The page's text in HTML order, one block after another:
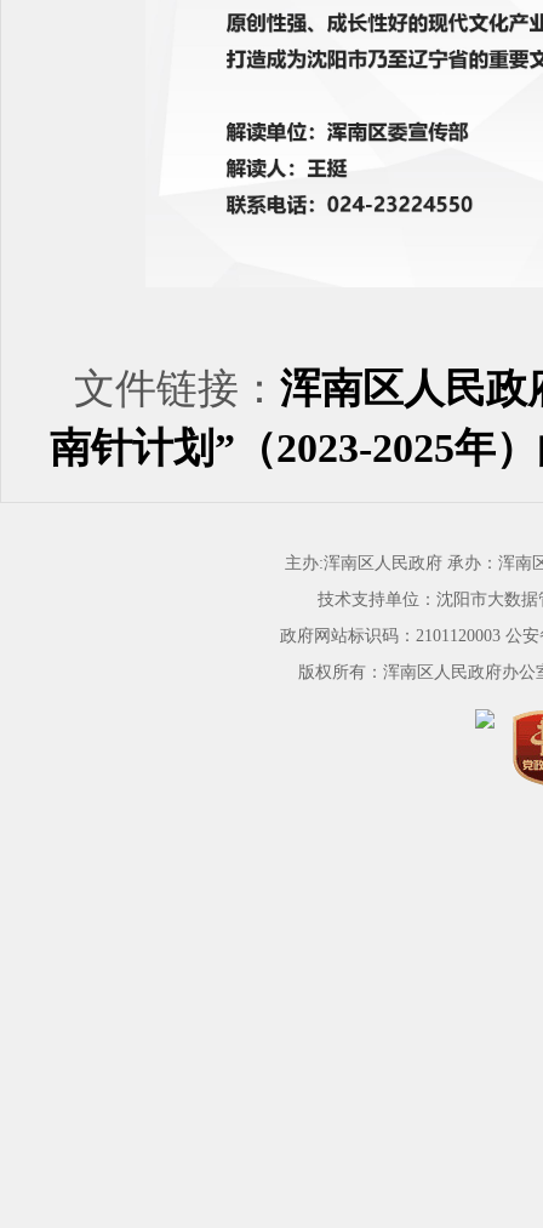
文件链接： 浑南区人民政
南针计划”（2023-2025年
主办:浑南区人民政府 承办：浑
技术支持单位：沈阳市大数
政府网站标识码：2101120003 公安
版权所有：浑南区人民政府办